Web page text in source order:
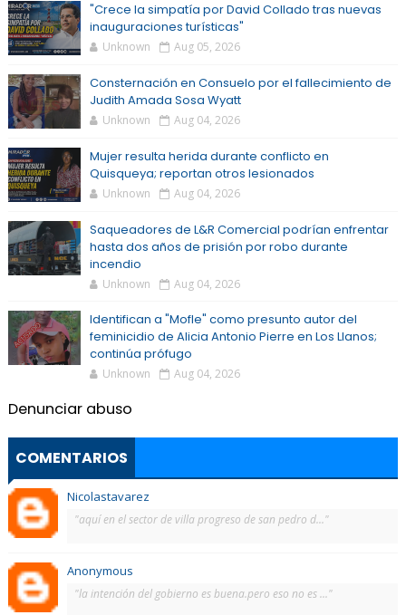
"Crece la simpatía por David Collado tras nuevas
inauguraciones turísticas"
Unknown Aug 05, 2026
Consternación en Consuelo por el fallecimiento de
Judith Amada Sosa Wyatt
Unknown Aug 04, 2026
Mujer resulta herida durante conflicto en
Quisqueya; reportan otros lesionados
Unknown Aug 04, 2026
Saqueadores de L&R Comercial podrían enfrentar
hasta dos años de prisión por robo durante
incendio
Unknown Aug 04, 2026
Identifican a "Mofle" como presunto autor del
feminicidio de Alicia Antonio Pierre en Los Llanos;
continúa prófugo
Unknown Aug 04, 2026
Denunciar abuso
COMENTARIOS
Nicolastavarez
"aquí en el sector de villa progreso de san pedro d..."
Anonymous
"la intención del gobierno es buena.pero eso no es ..."